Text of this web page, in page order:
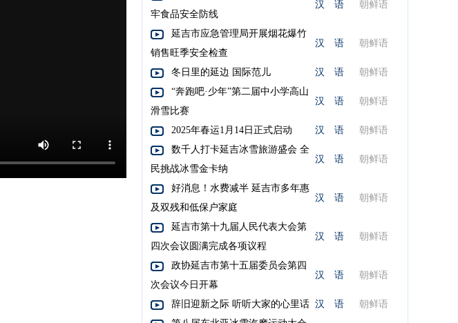
牢食品安全防线
汉 语 朝鲜语
延吉市应急管理局开展烟花爆竹
销售旺季安全检查
汉 语 朝鲜语
冬日里的延边 国际范儿 汉 语
朝鲜语
“奔跑吧·少年”第二届中小学高山
滑雪比赛
汉 语 朝鲜语
2025年春运1月14日正式启动 汉 语
朝鲜语
数千人打卡延吉冰雪旅游盛会 全
民挑战冰雪金卡纳
汉 语 朝鲜语
好消息！水费减半 延吉市多年惠
及双残和低保户家庭
汉 语 朝鲜语
延吉市第十九届人民代表大会第
四次会议圆满完成各项议程
汉 语 朝鲜语
政协延吉市第十五届委员会第四
次会议今日开幕
汉 语 朝鲜语
辞旧迎新之际 听听大家的心里话 汉 语
朝鲜语